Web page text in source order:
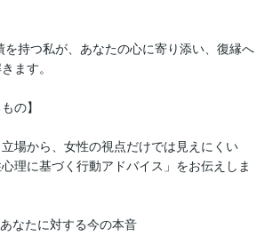
持つ私が、あなたの心に寄り添い、復縁へ
ます。
の】
場から、女性の視点だけでは見えにくい
理に基づく行動アドバイス」をお伝えしま
なたに対する今の本音